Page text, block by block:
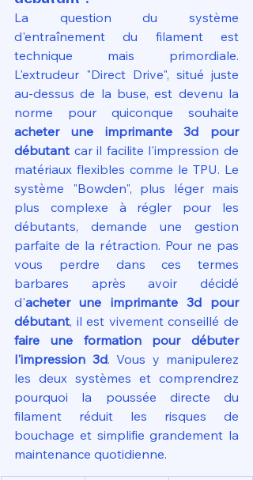
La question du système
d'entraînement du filament est
technique mais primordiale.
L'extrudeur "Direct Drive", situé juste
au-dessus de la buse, est devenu la
acheter une imprimante 3d pour
débutant car il facilite l'impression de
matériaux flexibles comme le TPU. Le
système "Bowden", plus léger mais
plus complexe à régler pour les
débutants, demande une gestion
parfaite de la rétraction. Pour ne pas
vous perdre dans ces termes
barbares après avoir décidé
d'acheter une imprimante 3d pour
débutant
faire une formation pour débuter
l'impression 3d. Vous y manipulerez
les deux systèmes et comprendrez
pourquoi la poussée directe du
filament réduit les risques de
bouchage et simplifie grandement la
maintenance quotidienne.